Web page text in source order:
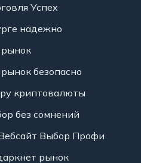
Успех
надежно
безопасно
криптовалюты
без сомнений
Выбор Профи
рынок